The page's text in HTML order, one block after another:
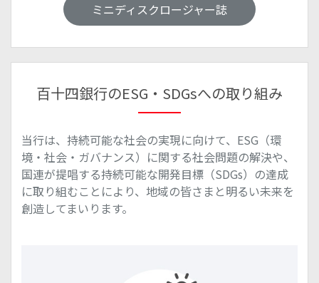
ミニディスクロージャー誌
百十四銀行のESG・SDGsへの取り組み
当行は、持続可能な社会の実現に向けて、ESG（環
境・社会・ガバナンス）に関する社会問題の解決や、
国連が提唱する持続可能な開発目標（SDGs）の達成
に取り組むことにより、地域の皆さまと明るい未来を
創造してまいります。